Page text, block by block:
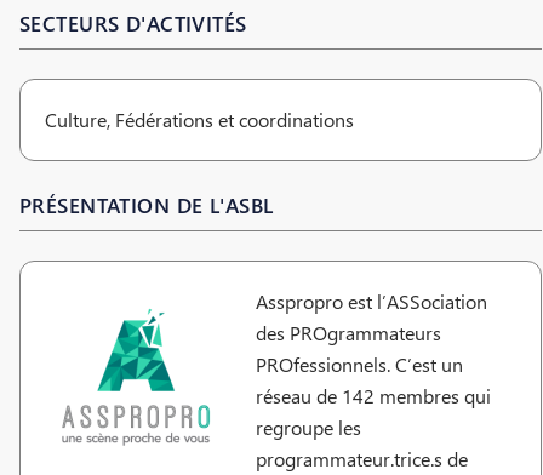
SECTEURS D'ACTIVITÉS
Culture, Fédérations et coordinations
PRÉSENTATION DE L'ASBL
Asspropro est l’ASSociation
des PROgrammateurs
PROfessionnels. C’est un
réseau de 142 membres qui
regroupe les
programmateur.trice.s de